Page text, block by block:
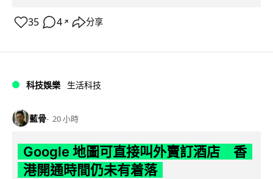
35 4 ↗ 分享
科技娛樂 生活科技
藍骨 20 小時
Google 地圖可直接叫外賣訂酒店 香
港開通時間仍未有着落